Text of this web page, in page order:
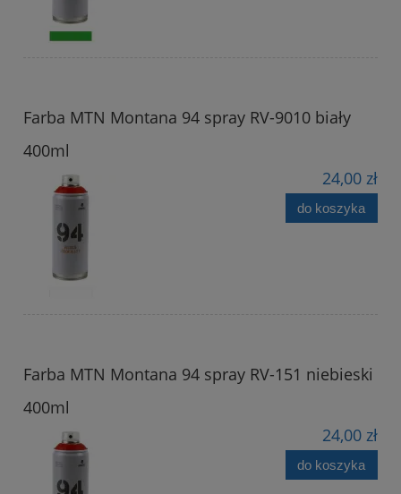
Farba MTN Montana 94 spray RV-9010 biały
400ml
24,00 zł
do koszyka
Farba MTN Montana 94 spray RV-151 niebieski
400ml
24,00 zł
do koszyka